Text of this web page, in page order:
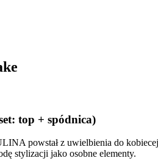
top + spódnica)
powstał z uwielbienia do
stylizacji jako osobne elementy.